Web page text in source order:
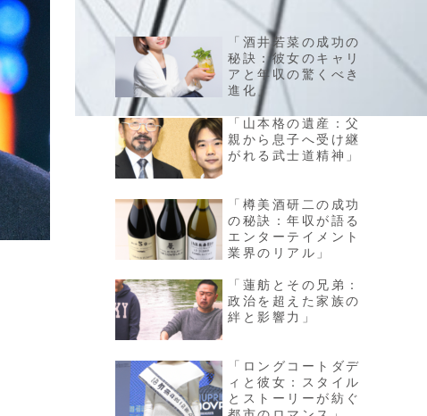
「酒井若菜の成功の
秘訣：彼女のキャリ
アと年収の驚くべき
進化」
「山本格の遺産：父
親から息子へ受け継
がれる武士道精神」
「樽美酒研二の成功
の秘訣：年収が語る
エンターテイメント
業界のリアル」
「蓮舫とその兄弟：
政治を超えた家族の
絆と影響力」
「ロングコートダデ
ィと彼女：スタイル
とストーリーが紡ぐ